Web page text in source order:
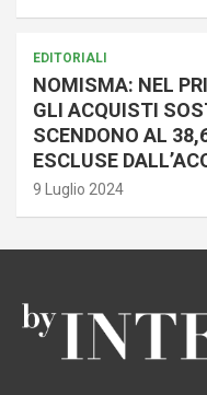
EDITORIALI
NOMISMA: NEL
GLI ACQUISTI
SCENDONO AL
ESCLUSE
9 Luglio 2024